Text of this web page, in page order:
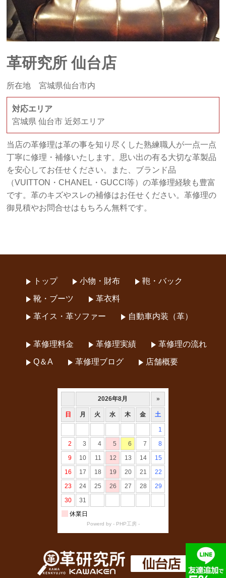
革研究所 仙台店
所在地 宮城県仙台市内
対応エリア
宮城県 仙台市 近郊エリア
当店の革修理は革の事を知り尽くした熟練職人が一点一点
丁寧に修理・補修いたします。思い出の有る大切な革製品
を安心してお任せください。また、ブランド品
（VUITTON・CHANEL・GUCCI等）の革修理経験も豊富
です。革のキズやスレの補修はお任せください。革修理の
御見積やお問合せはもちろん無料です。
トップ 小物・財布 鞄・バック
靴・ブーツ 革衣料
革イス・革ソファー 自動車内装（革）
革修理料金 革修理実績 革修理の流れ
Q＆A 革修理ブログ 店舗概要